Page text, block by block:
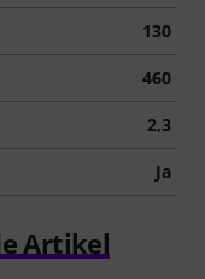
130
460
2,3
Ja
Artikel